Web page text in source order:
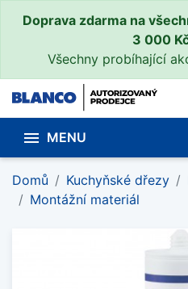
Doprava zdarma na
3 000
Všechny probíhající
 MENU
Domů Kuchyňské dřezy
Montážní materiál